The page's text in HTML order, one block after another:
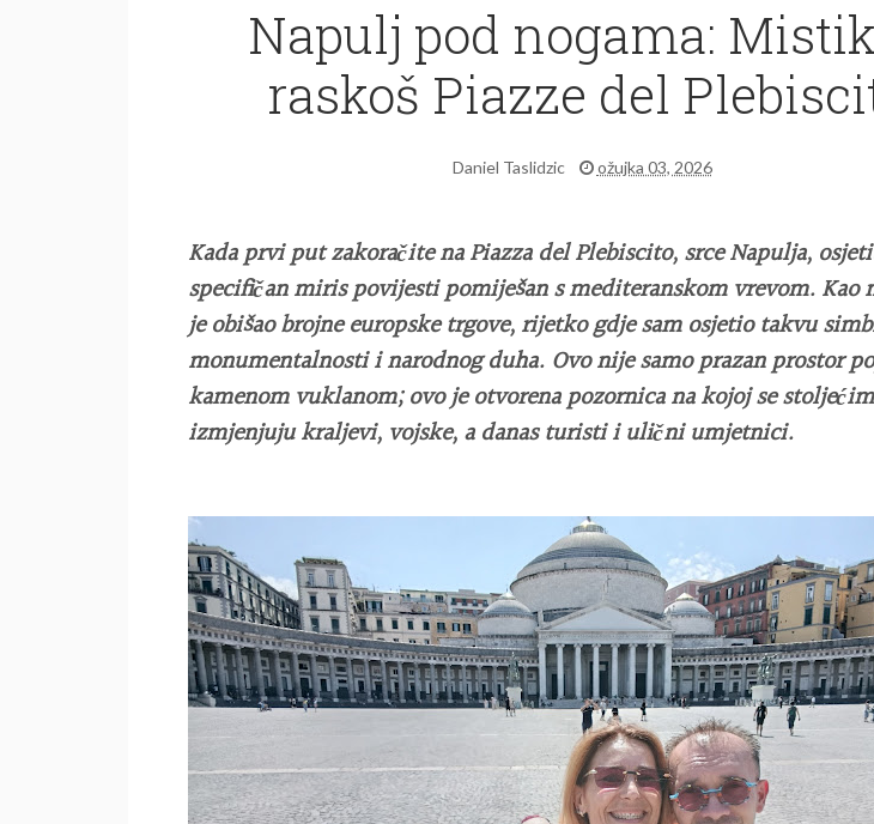
Napulj pod nogama:
raskoš Piazze del
Daniel Taslidzic ožujka 03, 2026
Kada prvi put zakoračite na Piazza del Plebiscito, srce Napulja,
specifičan miris povijesti pomiješan s mediteranskom vrevom. Kao
je obišao brojne europske trgove, rijetko gdje sam osjetio takvu
monumentalnosti i narodnog duha. Ovo nije samo prazan prostor
kamenom vuklanom; ovo je otvorena pozornica na kojoj se
izmjenjuju kraljevi, vojske, a danas turisti i ulični umjetnici.